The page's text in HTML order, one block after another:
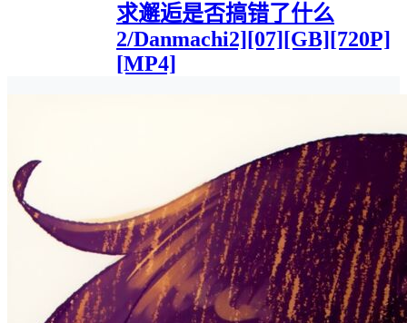
求邂逅是否搞错了什么
2/Danmachi2][07][GB][720P]
[MP4]